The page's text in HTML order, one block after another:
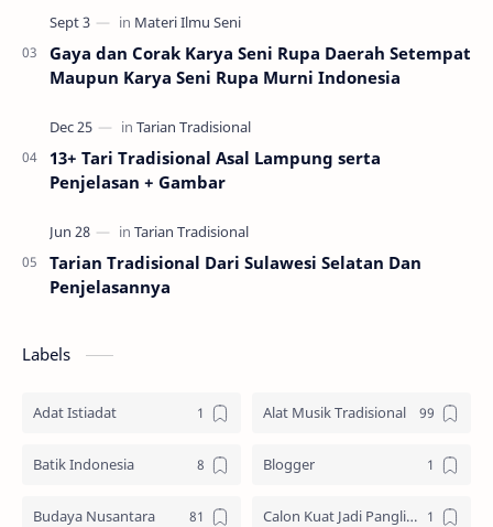
Gaya dan Corak Karya Seni Rupa Daerah Setempat
Maupun Karya Seni Rupa Murni Indonesia
13+ Tari Tradisional Asal Lampung serta
Penjelasan + Gambar
Tarian Tradisional Dari Sulawesi Selatan Dan
Penjelasannya
Labels
Adat Istiadat Alat Musik Tradisional
Batik Indonesia Blogger
Budaya Nusantara Calon Kuat Jadi Panglima TNI